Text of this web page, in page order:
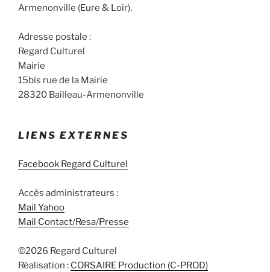
É
è
n
e
m
e
t
Armenonville (Eure & Loir).
Adresse postale :
Regard Culturel
Mairie
15bis rue de la Mairie
28320 Bailleau-Armenonville
LIENS EXTERNES
Facebook Regard Culturel
Accès administrateurs :
Mail Yahoo
Mail Contact/Resa/Presse
©2026 Regard Culturel
Réalisation : CORSAIRE Production (C-PROD)